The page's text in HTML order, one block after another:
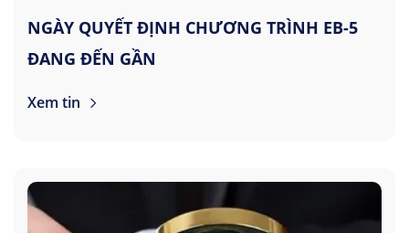
NGÀY QUYẾT ĐỊNH CHƯƠNG TRÌNH EB-5
ĐANG ĐẾN GẦN
Xem tin